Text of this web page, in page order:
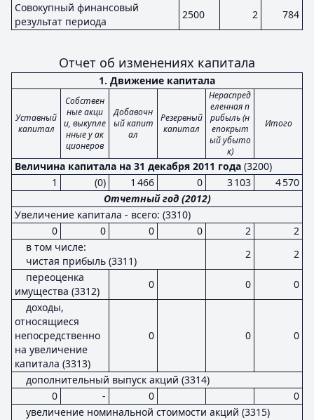
Совокупный финансовый
результат периода
2500 2 784
Отчет об изменениях капитала
1. Движение капитала
Уставный
капитал
Собствен
ные акци
и, выкупле
нные у ак
ционеров
Добавочн
ый капит
ал
Резервный
капитал
Нераспред
еленная п
рибыль (н
епокрыт
ый убыто
к)
Итого
Величина капитала на 31 декабря 2011 года (3200)
1
(0) 1 466 0 3 103
4 570
Отчетный год (2012)
Увеличение капитала - всего: (3310)
0
0 0 0 2
2
в том числе:
чистая прибыль (3311)
2
2
переоценка
имущества (3312)
0 0
0
доходы,
относящиеся
непосредственно
на увеличение
капитала (3313)
0 0 0
дополнительный выпуск акций (3314)
0
- 0
0
увеличение номинальной стоимости акций (3315)